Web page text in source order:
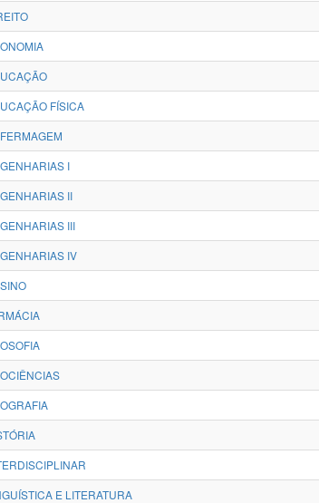
FÍSICA
I
II
III
IV
E LITERATURA